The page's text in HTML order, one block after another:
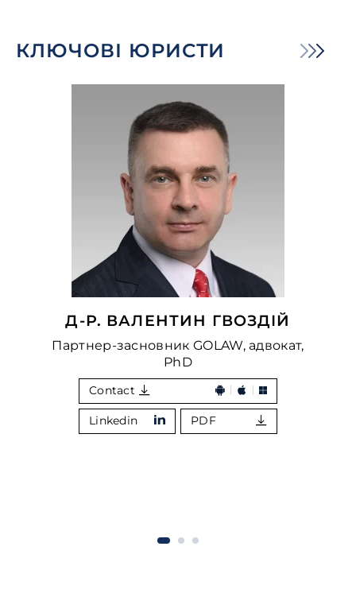
КЛЮЧОВІ ЮРИСТИ
Д-Р. ВАЛЕНТИН ГВОЗДІЙ
Партнер-засновник GOLAW, адвокат,
PhD
Contact
Linkedin PDF